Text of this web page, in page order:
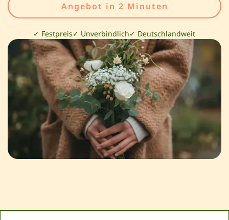
Angebot in 2 Minuten
✓ Festpreis✓ Unverbindlich✓ Deutschlandweit